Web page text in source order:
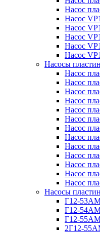
Насос
Насос
Насос
Насос
Насос
Насос
Насосы
Насос
Насос
Насос
Насос
Насос
Насос
Насос
Насос
Насос
Насос
Насос
Насос
Насос
Насосы
Г12-
Г12-
Г12-
2Г12-